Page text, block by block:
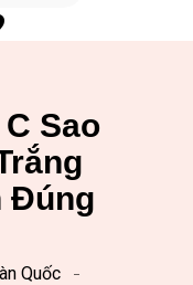
Sao
Đúng
Quốc